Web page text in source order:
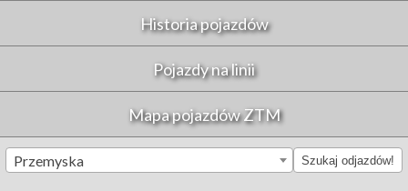
Historia pojazdów
Pojazdy na linii
Mapa pojazdów ZTM
Przemyska Szukaj odjazdów!